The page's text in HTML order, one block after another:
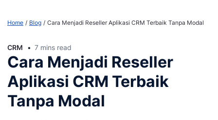
Home Blog Cara Menjadi Reseller Aplikasi CRM Terbaik Tanpa Modal
CRM 7 mins read
Cara Menjadi Reseller
Aplikasi CRM Terbaik
Tanpa Modal